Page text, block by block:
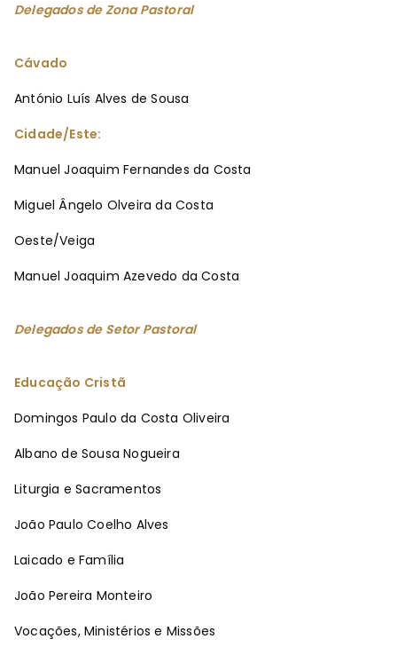
Delegados de Zona Pastoral
Cávado
António Luís Alves de Sousa
Cidade/Este:
Manuel Joaquim Fernandes da Costa
Miguel Ângelo Olveira da Costa
Oeste/Veiga
Manuel Joaquim Azevedo da Costa
Delegados de Setor Pastoral
Educação Cristã
Domingos Paulo da Costa Oliveira
Albano de Sousa Nogueira
Liturgia e Sacramentos
João Paulo Coelho Alves
Laicado e Família
João Pereira Monteiro
Vocações, Ministérios e Missões